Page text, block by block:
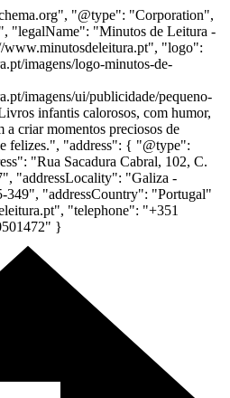
"@type": "Corporation",
"legalName": "Minutos de Leitura -
"logo":
imagens/logo-minutos-de-
imagens/ui/publicidade/pequeno-
infantis calorosos, com humor,
a criar momentos preciosos de
felizes.", "address": { "@type":
"Rua Sacadura Cabral, 102, C.
"addressLocality": "Galiza -
"addressCountry": "Portugal"
"telephone": "+351
}